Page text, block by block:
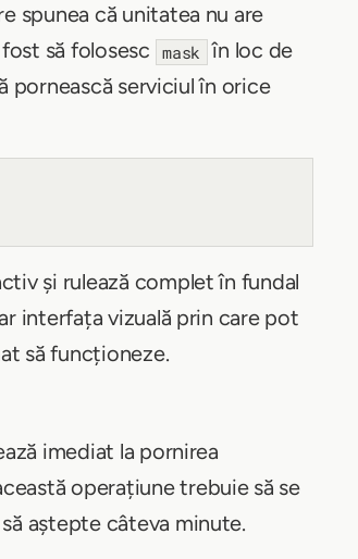
spunea că unitatea nu are
să folosesc
mask în loc de
pornească serviciul în orice
și rulează complet în fundal
interfața vizuală prin care pot
să funcționeze.
imediat la pornirea
operațiune trebuie să se
aștepte câteva minute.